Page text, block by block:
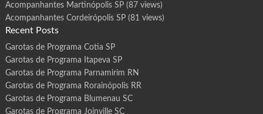
Acompanhantes Martinópolis SP(87 views)
Acompanhantes Cordeirópolis SP(81 views)
Recent Posts
Garotas de Programa Cotia SP
Garotas de Programa Itapeva SP
Garotas de Programa Parnamirim RN
Garotas de Programa Rorainópolis RR
Garotas de Programa Blumenau SC
Garotas de Programa Joinville SC